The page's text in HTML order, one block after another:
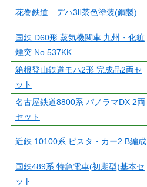
花巻鉄道 デハ3Ⅱ茶色塗装(鋼製)
国鉄 D60形 蒸気機関車 九州・化粧
煙突 No.537KK
箱根登山鉄道モハ2形 完成品2両セ
ット
名古屋鉄道8800系 パノラマDX 2両
セット
近鉄 10100系 ビスタ・カー2 B編成
国鉄489系 特急電車(初期型)基本セ
ット